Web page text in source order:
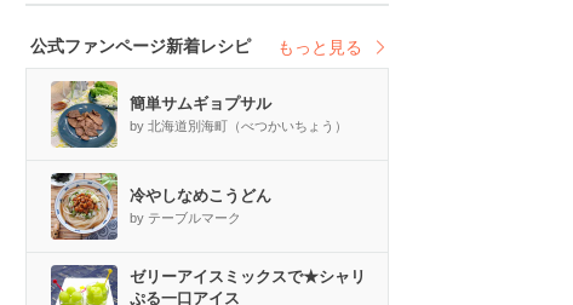
公式ファンページ新着レシピ もっと見る
簡単サムギョプサル
by 北海道別海町（べつかいちょう）
冷やしなめこうどん
by テーブルマーク
ゼリーアイスミックスで★シャリ
ぷる一口アイス